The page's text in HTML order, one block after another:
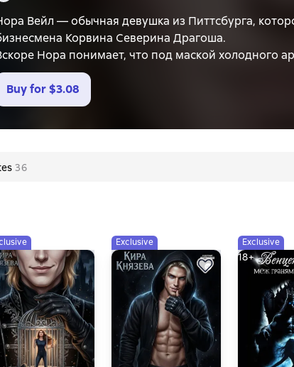
Вейл — обычная девушка из Питтсбурга,
Корвина Северина Драгоша.
Нора понимает, что под маской холодного
могло показаться самоуверенному бизнесмену.
Buy for$3.08
36
Exclusive Exclusive
18+